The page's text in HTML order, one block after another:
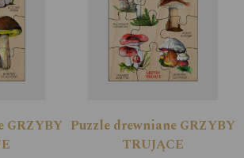
GRZYBY Puzzle drewniane GRZYBY
TRUJĄCE